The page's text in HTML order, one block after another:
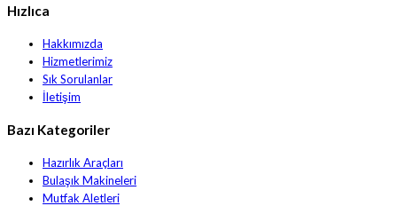
Hızlıca
Hakkımızda
Hizmetlerimiz
Sık Sorulanlar
İletişim
Bazı Kategoriler
Hazırlık Araçları
Bulaşık Makineleri
Mutfak Aletleri